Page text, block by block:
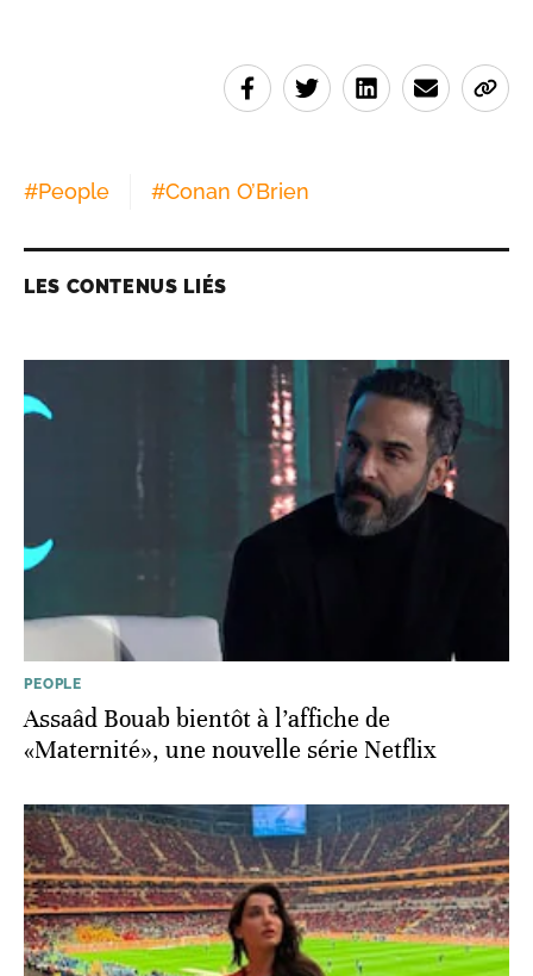
#People #Conan O’Brien
LES CONTENUS LIÉS
PEOPLE
Assaâd Bouab bientôt à l’affiche de
«Maternité», une nouvelle série Netflix